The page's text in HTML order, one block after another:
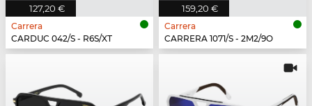
127,20 €
Carrera
CARDUC 042/S - R6S/XT
159,20 €
Carrera
CARRERA 1071/S - 2M2/9O